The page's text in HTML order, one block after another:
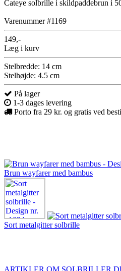
Cateye solbrille i skildpaddebrun i
Varenummer #1169
149,-
Læg i kurv
Stelbredde: 14 cm
Stelhøjde: 4.5 cm
På lager
1-3 dages levering
Porto fra 29 kr. og gratis ved
Brun wayfarer med bambus
Sort metalgitter solbrille
ARTIKLER OM SOLBRILLER